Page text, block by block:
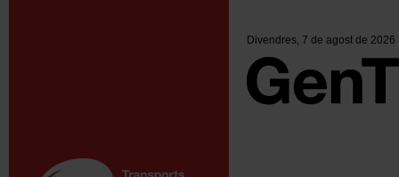
Divendres, 7 de agost de 2026